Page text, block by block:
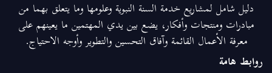
دليل شامل لمشاريع خدمة السنة النبوية وعلومها وما يتعلق بهما من
مبادرات ومنتجات وأفكار، يضع بين يدي المهتمين ما يعينهم على
معرفة الأعمال القائمة وآفاق التحسين والتطوير وأوجه الاحتياج.
روابط هامة